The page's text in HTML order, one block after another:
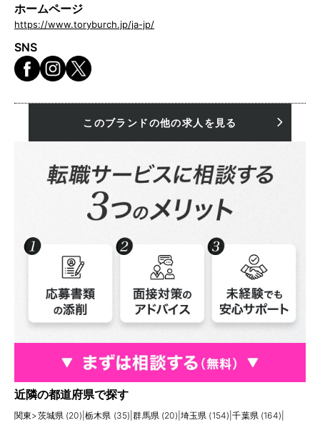
ホームページ
https://www.toryburch.jp/ja-jp/
SNS
このブランドの他の求人を見る
近隣の都道府県で探す
関東>茨城県 (20) 栃木県 (35) |群馬県 (20) 埼玉県 (154) |千葉県 (164)